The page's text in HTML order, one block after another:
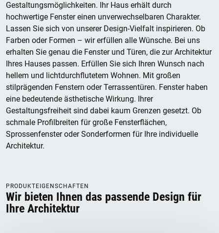
Gestaltungsmöglichkeiten. Ihr Haus erhält durch
hochwertige Fenster einen unverwechselbaren Charakter.
Lassen Sie sich von unserer Design-Vielfalt inspirieren. Ob
Farben oder Formen – wir erfüllen alle Wünsche. Bei uns
erhalten Sie genau die Fenster und Türen, die zur Architektur
Ihres Hauses passen. Erfüllen Sie sich Ihren Wunsch nach
hellem und lichtdurchflutetem Wohnen. Mit großen
stilprägenden Fenstern oder Terrassentüren. Fenster haben
eine bedeutende ästhetische Wirkung. Ihrer
Gestaltungsfreiheit sind dabei kaum Grenzen gesetzt. Ob
schmale Profilbreiten für große Fensterflächen,
Sprossenfenster oder Sonderformen für Ihre individuelle
Architektur.
PRODUKTEIGENSCHAFTEN
Wir bieten Ihnen das passende Design für
Ihre Architektur